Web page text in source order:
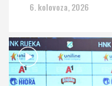
6. kolovoza, 2026